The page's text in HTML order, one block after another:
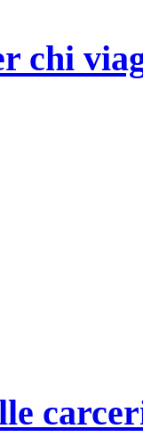
chi